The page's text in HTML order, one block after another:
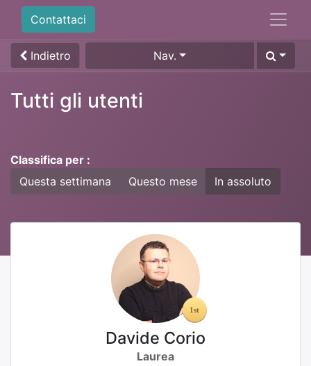
Contattaci
Indietro Nav.
Tutti gli utenti
Classifica per :
Questa settimana
Questo mese In assoluto
Davide Corio
Laurea